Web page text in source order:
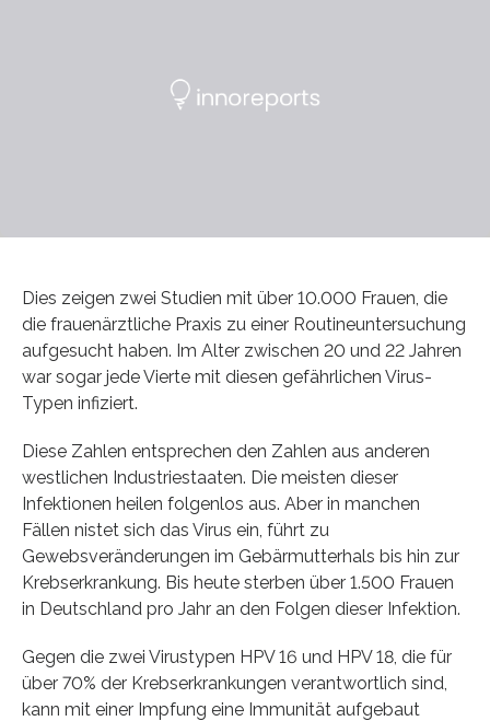
Dies zeigen zwei Studien mit über 10.000 Frauen, die
die frauenärztliche Praxis zu einer Routineuntersuchung
aufgesucht haben. Im Alter zwischen 20 und 22 Jahren
war sogar jede Vierte mit diesen gefährlichen Virus-
Typen infiziert.
Diese Zahlen entsprechen den Zahlen aus anderen
westlichen Industriestaaten. Die meisten dieser
Infektionen heilen folgenlos aus. Aber in manchen
Fällen nistet sich das Virus ein, führt zu
Gewebsveränderungen im Gebärmutterhals bis hin zur
Krebserkrankung. Bis heute sterben über 1.500 Frauen
in Deutschland pro Jahr an den Folgen dieser Infektion.
Gegen die zwei Virustypen HPV 16 und HPV 18, die für
über 70% der Krebserkrankungen verantwortlich sind,
kann mit einer Impfung eine Immunität aufgebaut